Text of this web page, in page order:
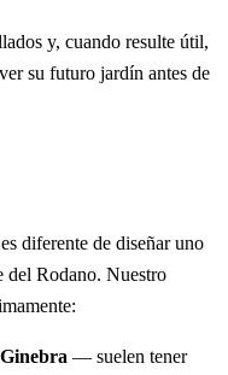
y, cuando resulte útil,
su futuro jardín antes de
diferente de diseñar uno
del Rodano. Nuestro
— suelen tener